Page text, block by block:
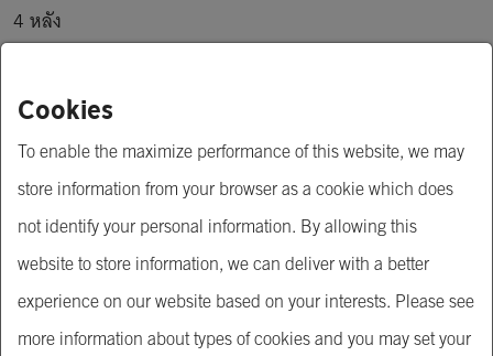
Cookies
To enable the maximize performance of this website, we may
store information from your browser as a cookie which does
not identify your personal information. By allowing this
website to store information, we can deliver with a better
experience on our website based on your interests. Please see
more information about types of cookies and you may set your
4 หลัง
Short Description
1.ประหยัดงบลงทุนมากกว่าบ้านถึง 4 เท่า
2.ติดตั้งง่ายภายใน 1 วัน
3.แข็งแรง ทนทานต่อทุกสภาพอากาศในประเทศไทย
Product Description
เต็นท์โดมโครงเหล็กสำหรับรีสอร์ท สวยงาม แข็งแรง ทนทาน
หมดปัญหาเชื้อรา